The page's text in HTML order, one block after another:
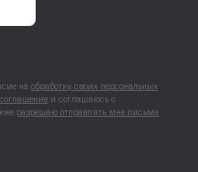
на обработку своих персональных
соглашение и соглашаюсь с
разрешаю отправлять мне письма